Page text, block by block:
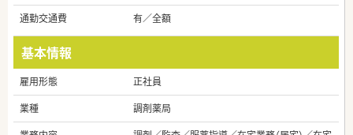
通勤交通費
有／全額
基本情報
雇用形態
正社員
業種
調剤薬局